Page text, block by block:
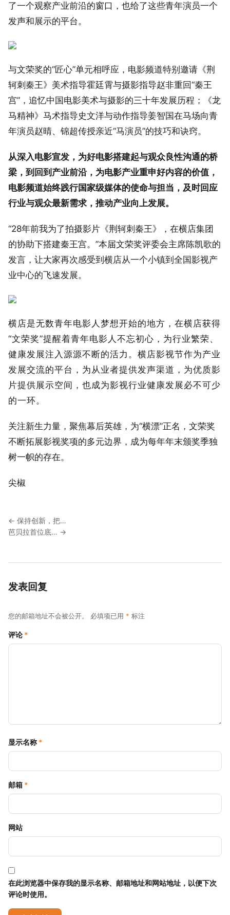
了一个观察产业前沿的窗口，也给了这些青年演员一个
发声和展示的平台。
与文荣奖的“匠心”单元相呼应，电影频道特别邀请《荆
轲刺秦王》美术指导霍廷霄与摄影指导赵非重回“秦王
宫”，追忆中国电影美术与摄影的三十年发展历程；《龙
马精神》马术指导史文洋与动作指导姜智国在马场向青
年演员赵晴、锦超传授亲近“马演员”的技巧和诀窍。
从深入电影宣发，为好电影搭建起与观众良性沟通的桥
梁，到回到产业前沿，为电影产业重申好内容的价值，
电影频道始终践行国家级媒体的使命与担当，及时回应
行业与观众最新需求，推动产业向上发展。
“28年前我为了拍摄影片《荆轲刺秦王》，在横店集团
的协助下搭建秦王宫。”本届文荣奖评委会主席陈凯歌的
发言，让大家再次感受到横店从一个小镇到全国影视产
业中心的飞速发展。
横店是无数青年电影人梦想开始的地方，在横店获得
“文荣奖”提醒着青年电影人不忘初心，为行业繁荣、
健康发展注入源源不断的活力。横店影视节作为产业
发展交流的平台，为从业者提供发声渠道，为优质影
片提供展示空间，也成为影视行业健康发展必不可少
的一环。
关注新生力量，聚焦幕后英雄，为“横漂”正名，文荣奖
不断拓展影视奖项的多元边界，成为每年年末颁奖季独
树一帜的存在。
尖椒
← 保持创新，把…
芭贝拉首位底… →
发表回复
您的邮箱地址不会被公开。 必填项已用 * 标注
评论 *
显示名称 *
邮箱 *
网站
在此浏览器中保存我的显示名称、邮箱地址和网站地址，以便下次
评论时使用。